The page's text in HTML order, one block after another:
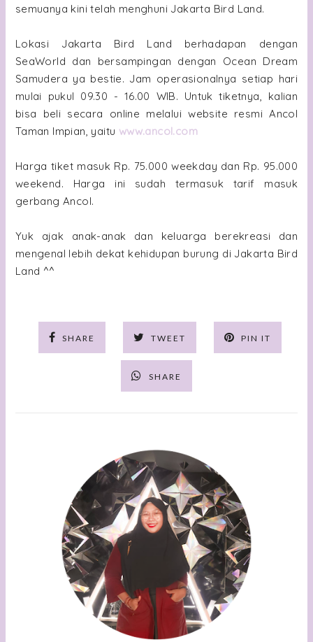
semuanya kini telah menghuni Jakarta Bird Land.
Lokasi Jakarta Bird Land berhadapan dengan
SeaWorld dan bersampingan dengan Ocean Dream
Samudera ya bestie. Jam operasionalnya setiap hari
mulai pukul 09.30 - 16.00 WIB. Untuk tiketnya, kalian
bisa beli secara online melalui website resmi Ancol
Taman Impian, yaitu www.ancol.com
Harga tiket masuk Rp. 75.000 weekday dan Rp. 95.000
weekend. Harga ini sudah termasuk tarif masuk
gerbang Ancol.
Yuk ajak anak-anak dan keluarga berekreasi dan
mengenal lebih dekat kehidupan burung di Jakarta Bird
Land ^^
SHARE TWEET PIN IT
SHARE